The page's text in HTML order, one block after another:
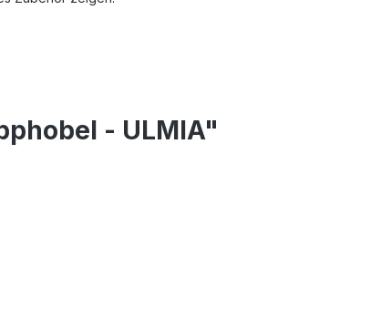
- ULMIA"